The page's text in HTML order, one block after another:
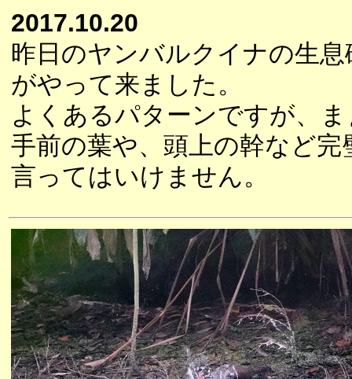
2017.10.20
昨日のヤンバルクイナの生
がやって来ました。
よくあるパターンですが、
手前の葉や、頭上の幹など
言ってはいけません。